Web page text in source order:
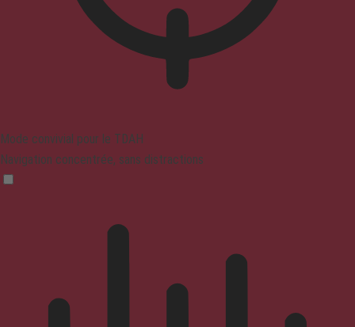
Mode convivial pour le TDAH
Navigation concentrée, sans distractions